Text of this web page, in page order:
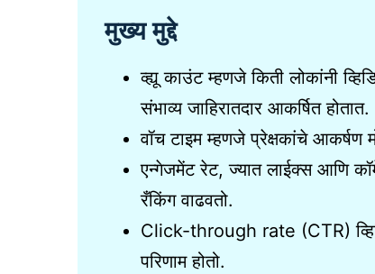
मुख्य मुद्दे
व्ह्यू काउंट म्हणजे किती लोकांनी
संभाव्य जाहिरातदार आकर्षित होतात.
वॉच टाइम म्हणजे प्रेक्षकांचे आकर्षण
एन्गेजमेंट रेट, ज्यात लाईक्स आणि
रँकिंग वाढवतो.
Click-through rate (CTR)
परिणाम होतो.